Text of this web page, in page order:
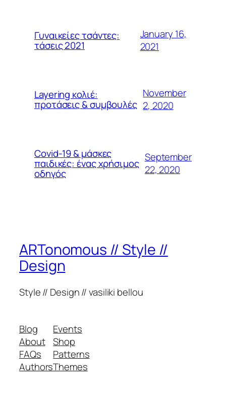
Γυναικείες τσάντες:
τάσεις 2021
January 16,
2021
Layering κολιέ:
προτάσεις & συμβουλές
November
2, 2020
Covid-19 & μάσκες
παιδικές: ένας χρήσιμος
οδηγός
September
22, 2020
ARTonomous // Style //
Design
Style // Design // vasiliki bellou
Blog
About
FAQs
Authors
Events
Shop
Patterns
Themes